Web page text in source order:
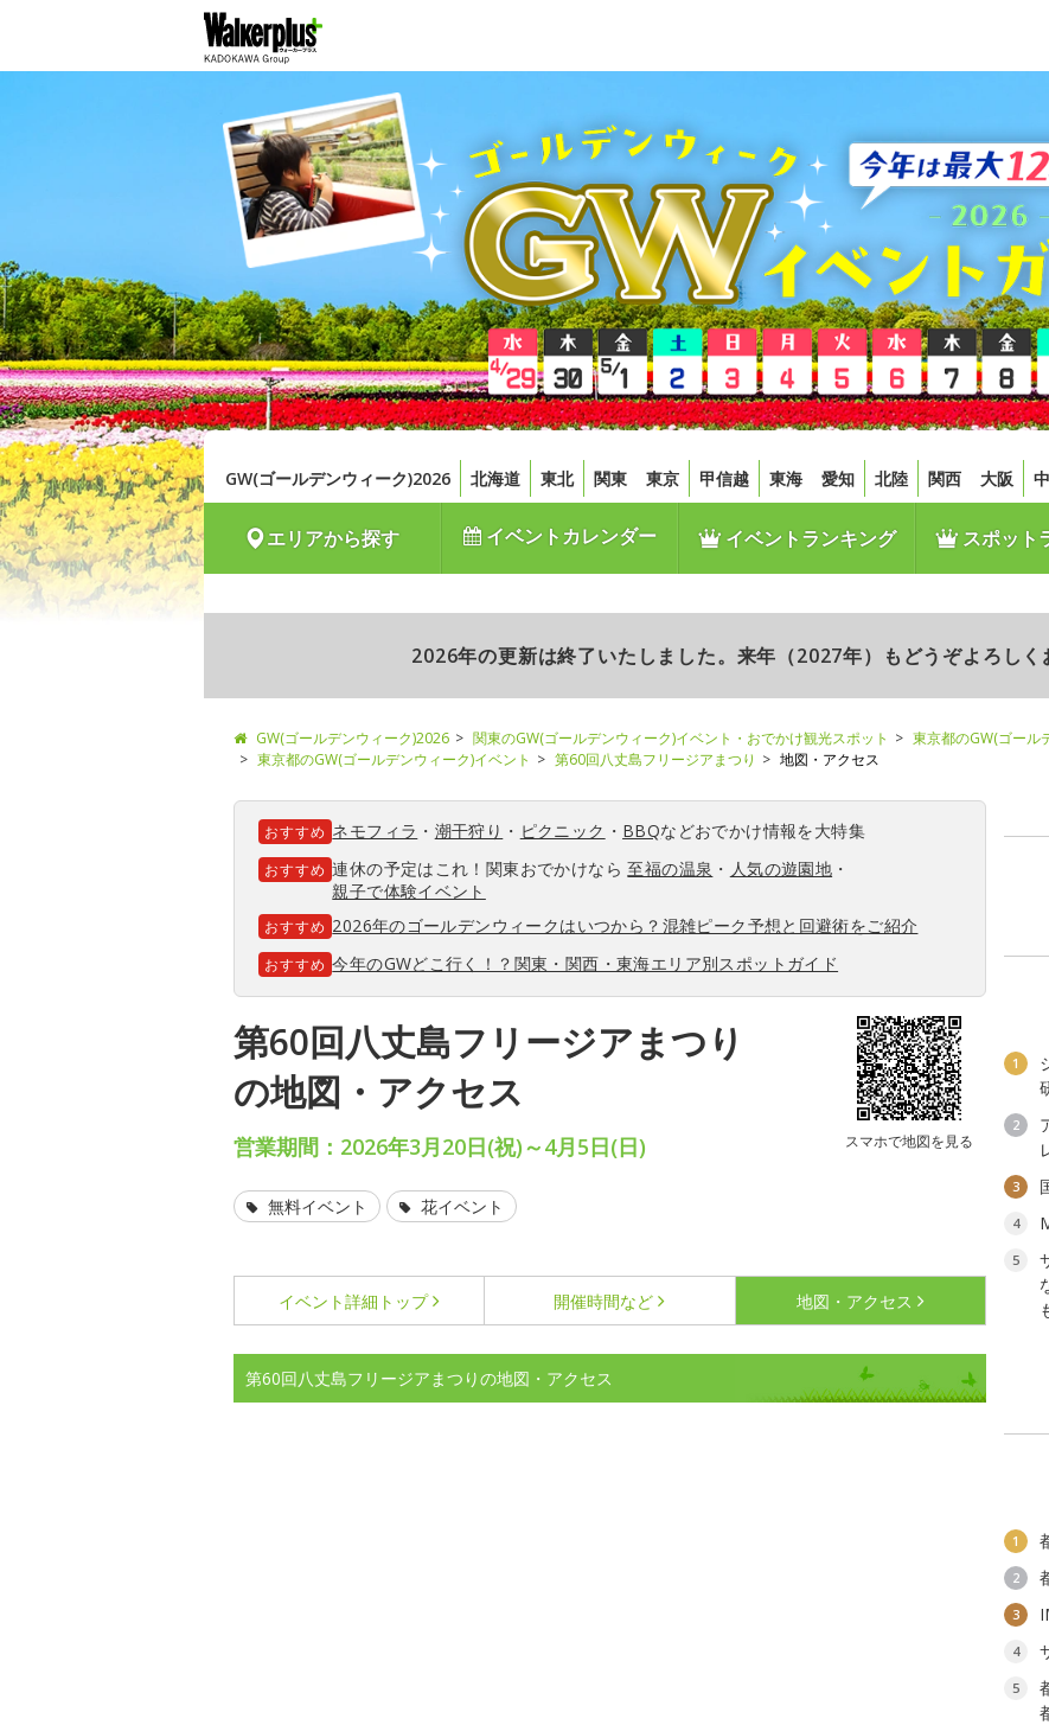
GW(ゴールデンウィーク)2026 北海道 東北 関東 東京 甲信越 東海 愛知 北陸 関西 大阪
エリアから探す イベントカレンダー イベントランキング スポット
2026年の更新は終了いたしました。来年（2027年）もどうぞよろしく
GW(ゴールデンウィーク)2026 関東のGW(ゴールデンウィーク)イベント・おでかけ観光スポット
東京都のGW(ゴール
東京都のGW(ゴールデンウィーク)イベント
第60回八丈島フリージアまつり 地図・アクセス
おすすめ ネモフィラ ・ 潮干狩り ・ ピクニック ・ BBQなどおでかけ情報を大特集
おすすめ 連休の予定はこれ！関東おでかけなら至福の温泉 ・ 人気の遊園地 ・
親子で体験イベント
おすすめ 2026年のゴールデンウィークはいつから？混雑ピーク予想と回避術をご紹介
おすすめ 今年のGWどこ行く！？関東・関西・東海エリア別スポットガイド
第60回八丈島フリージアまつり
の地図・アクセス
スマホで地図を見る
営業期間：2026年3月20日(祝)～4月5日(日)
無料イベント 花イベント
イベント詳細 トップ 開催時間など 地図・アクセス
第60回八丈島フリージアまつりの地図・アクセス
1
2
3
4
5
1
2
3
4
5